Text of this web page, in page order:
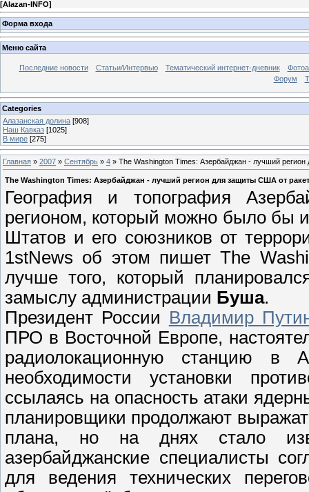
[Alazan-INFO]
Форма входа
Меню сайта
Последние новости Статьи/Интервью Тематический интернет-дневник
Форум
Categories
Алазанская долина [908]
Наш Кавказ [1025]
В мире [275]
Главная » 2007 » Сентябрь » 4 » The Washington Times: Азербайджан - лучший
The Washington Times: Азербайджан - лучший регион для защиты США от
География и топография
регионом, который можно было бы
Штатов и его союзников от
1stNews об этом пишет The
лучше того, который
замыслу администрации Буша.
Президент России Владимир
ПРО в Восточной Европе,
радиолокационную станцию в
необходимости установки
ссылаясь на опасность атаки
планировщики продолжают
плана, но на днях стало
азербайджанские специалисты
для ведения технических